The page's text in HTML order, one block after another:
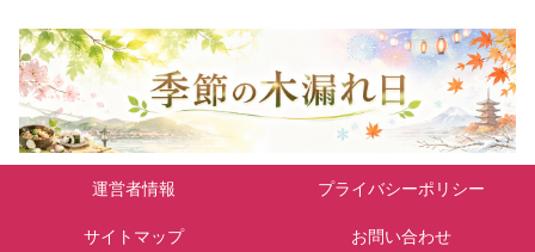
運営者情報 プライバシーポリシー
サイトマップ お問い合わせ